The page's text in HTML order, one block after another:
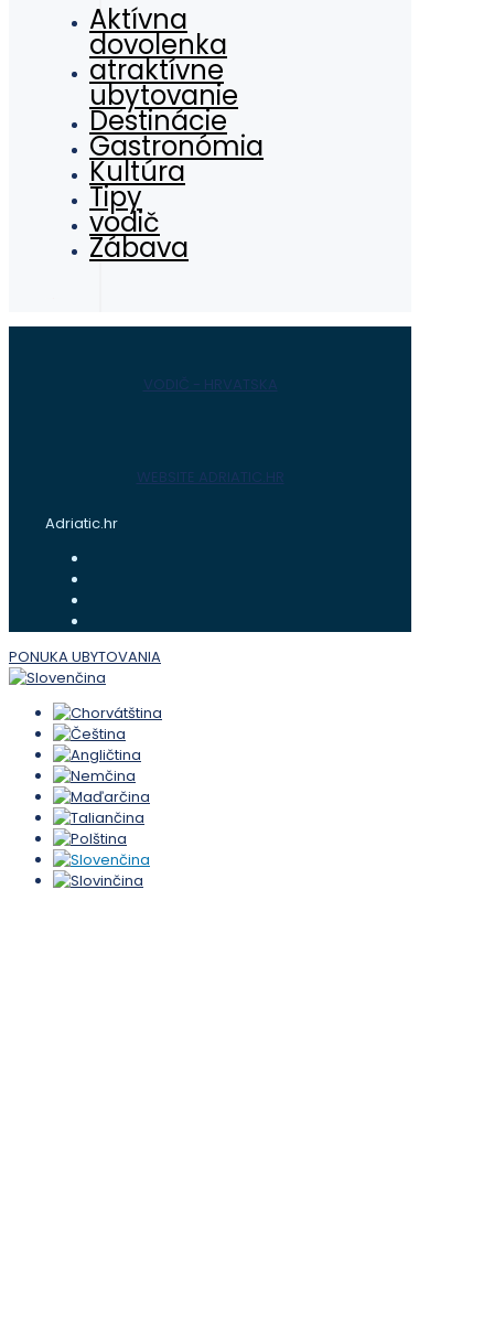
Aktívna
dovolenka
atraktívne
ubytovanie
Destinácie
Gastronómia
Kultúra
Tipy
vodič
Zábava
VODIČ - HRVATSKA
WEBSITE ADRIATIC.HR
Adriatic.hr
PONUKA UBYTOVANIA